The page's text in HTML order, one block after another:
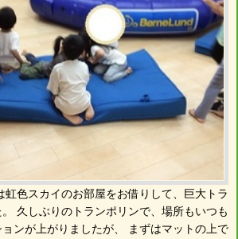
虹色スカイのお部屋をお借りして、巨大トラ
久しぶりのトランポリンで、場所もいつも
ンが上がりましたが、 まずはマットの上で